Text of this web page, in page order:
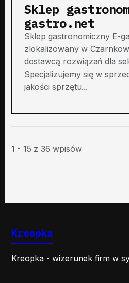
Sklep
gastro.net
Sklep gastronomiczny E-
zlokalizowany w
dostawcą rozwiązań dla
Specjalizujemy się w
jakości sprzętu...
1 - 15 z 36 wpisów
Kreopka
Kreopka - wizerunek firm w